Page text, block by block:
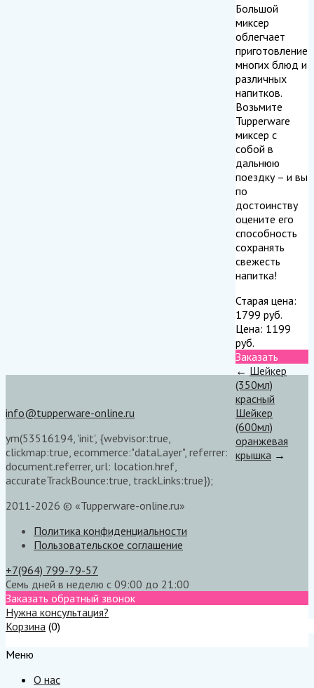
Большой
миксер
облегчает
приготовление
многих блюд и
различных
напитков.
Возьмите
Tupperware
миксер с
собой в
дальнюю
поездку – и вы
по
достоинству
оцените его
способность
сохранять
свежесть
напитка!
Старая цена:
1799 руб.
Цена: 1199
руб.
Заказать
← Шейкер
(350мл)
красный
Шейкер
(600мл)
оранжевая
крышка →
info@tupperware-online.ru
ym(53516194, 'init', {webvisor:true,
clickmap:true, ecommerce:"dataLayer", referrer:
document.referrer, url: location.href,
accurateTrackBounce:true, trackLinks:true});
2011-2026 © «Tupperware-online.ru»
Политика конфиденциальности
Пользовательское соглашение
+7(964) 799-79-57
Семь дней в неделю с 09:00 до 21:00
Заказать обратный звонок
Нужна консультация?
Корзина (0)
Меню
О нас